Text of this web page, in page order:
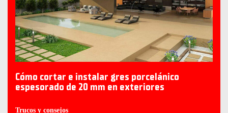
Cómo cortar e instalar gres porcelánico
espesorado de 20 mm en exteriores
Trucos y consejos